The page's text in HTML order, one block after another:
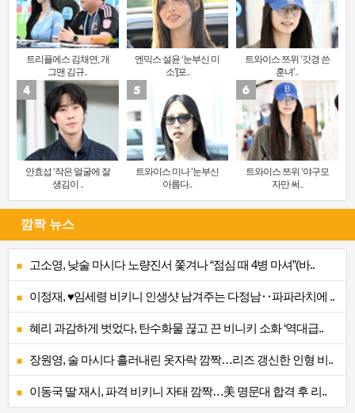
트리플에스 김채연, 개
그맨 김규..
엔믹스 설윤 ‘눈부신 미
소’[포..
트와이스 쯔위 ‘갓경 쓴
훈녀’..
안효섭 ‘작은 얼굴에 잘
생김이 ..
트와이스 미나 ‘눈부신
아름다..
트와이스 쯔위 ‘야구모
자만 써..
깜짝 뉴스
고소영, 낮술 마시다 노량진서 쫓겨나 “점심 때 4병 마셔”(바..
이정재, ♥임세령 비키니 인생샷 남겨주는 다정남‥파파라치에 ..
혜리 과감하게 벗었다, 탄수화물 끊고 끈 비니키 소화 ‘역대급..
장원영, 술 마시다 흘러내린 옷자락 깜짝…리즈 갱신한 인형 비..
이동국 딸 재시, 파격 비키니 자태 깜짝…美 명문대 합격 후 리..